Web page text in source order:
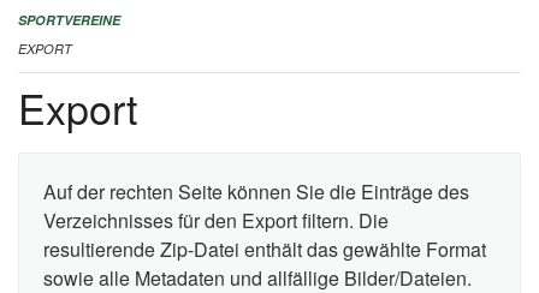
FINANZIELLE UNTERSTÜTZUNG BENÖTIGT?
KONTAKT
SPORTVEREINE
EXPORT
Export
Auf der rechten Seite können Sie die Einträge des
Verzeichnisses für den Export filtern. Die
resultierende Zip-Datei enthält das gewählte Format
sowie alle Metadaten und allfällige Bilder/Dateien.